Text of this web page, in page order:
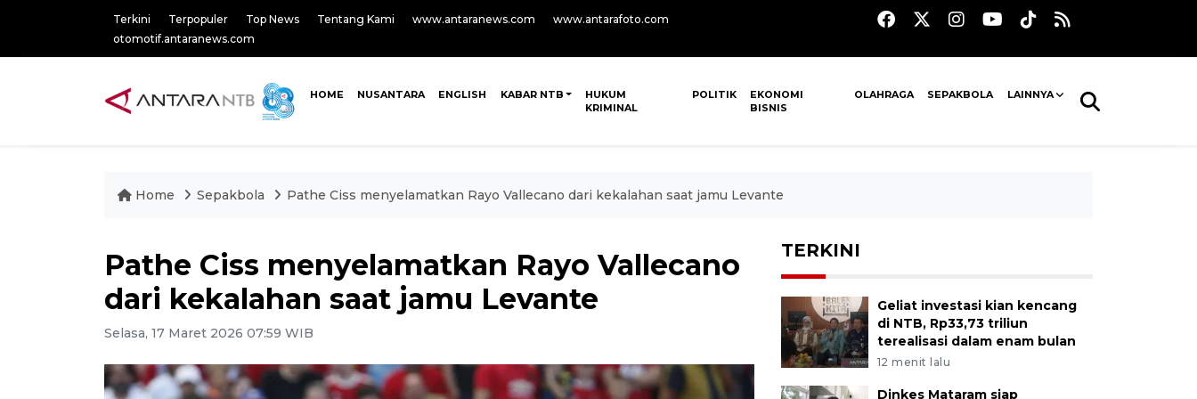
Terkini Terpopuler Top News Tentang Kami www.antaranews.com
www.antarafoto.com
otomotif.antaranews.com
HOME NUSANTARA ENGLISH KABAR NTB
HUKUM
KRIMINAL
POLITIK
EKONOMI
BISNIS
OLAHRAGA SEPAKBOLA LAINNYA
Home Sepakbola Pathe Ciss menyelamatkan Rayo Vallecano dari kekalahan saat jamu Levante
Pathe Ciss menyelamatkan Rayo Vallecano
dari kekalahan saat jamu Levante
Selasa, 17 Maret 2026 07:59 WIB
TERKINI
Geliat investasi kian kencang
di NTB, Rp33,73 triliun
terealisasi dalam enam bulan
12 menit lalu
Dinkes Mataram siap